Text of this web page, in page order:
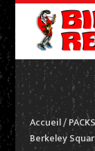
Accueil/
Berkeley